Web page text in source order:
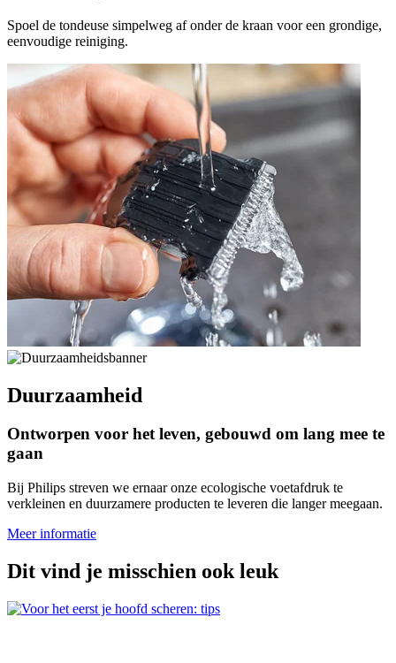
Spoel de tondeuse simpelweg af onder de kraan voor een grondige,
eenvoudige reiniging.
Duurzaamheid
Ontworpen voor het leven, gebouwd om lang mee te
gaan
Bij Philips streven we ernaar onze ecologische voetafdruk te
verkleinen en duurzamere producten te leveren die langer meegaan.
Meer informatie
Dit vind je misschien ook leuk